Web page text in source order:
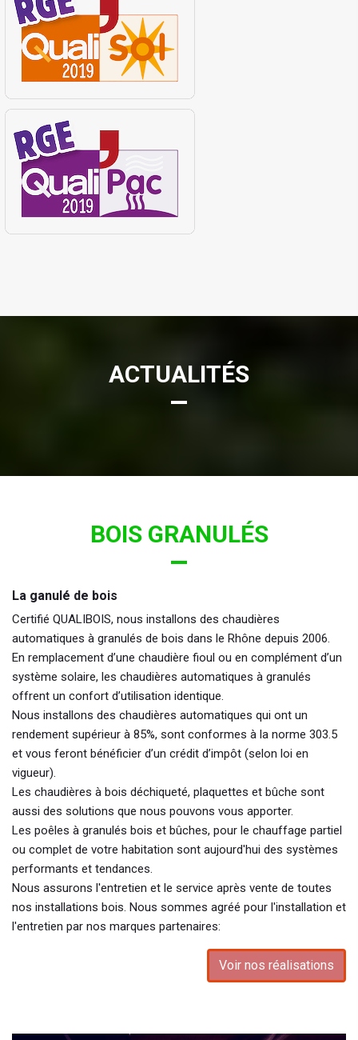
ACTUALITÉS
BOIS GRANULÉS
La ganulé de bois
Certifié QUALIBOIS, nous installons des chaudières
automatiques à granulés de bois dans le Rhône depuis 2006.
En remplacement d’une chaudière fioul ou en complément d’un
système solaire, les chaudières automatiques à granulés
offrent un confort d’utilisation identique.
Nous installons des chaudières automatiques qui ont un
rendement supérieur à 85%, sont conformes à la norme 303.5
et vous feront bénéficier d’un crédit d’impôt (selon loi en
vigueur).
Les chaudières à bois déchiqueté, plaquettes et bûche sont
aussi des solutions que nous pouvons vous apporter.
Les poêles à granulés bois et bûches, pour le chauffage partiel
ou complet de votre habitation sont aujourd'hui des systèmes
performants et tendances.
Nous assurons l'entretien et le service après vente de toutes
nos installations bois. Nous sommes agréé pour l'installation et
l'entretien par nos marques partenaires:
Voir nos réalisations